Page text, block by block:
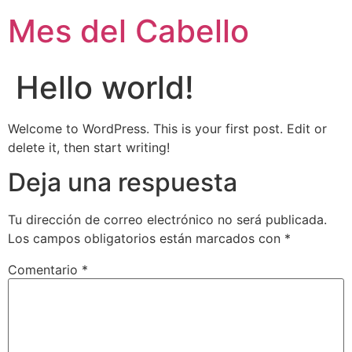
Mes del Cabello
Hello world!
Welcome to WordPress. This is your first post. Edit or
delete it, then start writing!
Deja una respuesta
Tu dirección de correo electrónico no será publicada.
Los campos obligatorios están marcados con *
Comentario *